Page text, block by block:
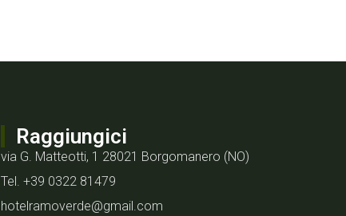
Raggiungici
via G. Matteotti, 1 28021 Borgomanero (NO)
Tel. +39 0322 81479
hotelramoverde@gmail.com